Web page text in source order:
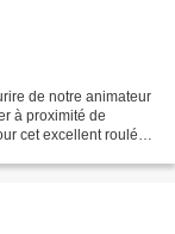
de notre animateur
à proximité de
cet excellent roulé